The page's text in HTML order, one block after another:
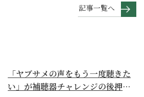
記事一覧へ
「ヤブサメの声をもう一度聴きた
い」が補聴器チャレンジの後押し